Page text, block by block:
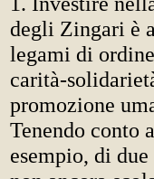
degli Zingari è
legami di
carità-
promozione
Tenendo conto
esempio, di